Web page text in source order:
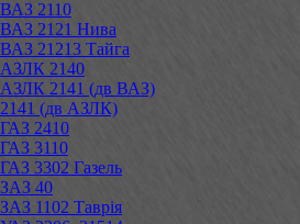
ВАЗ 2110
ВАЗ 2121 Нива
ВАЗ 21213 Тайга
АЗЛК 2140
АЗЛК 2141 (дв ВАЗ)
2141 (дв АЗЛК)
ГАЗ 2410
ГАЗ 3110
ГАЗ 3302 Газель
ЗАЗ 40
ЗАЗ 1102 Таврія